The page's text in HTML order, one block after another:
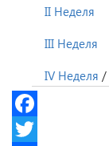
II Неделя
III Неделя
IV Неделя /
Facebook